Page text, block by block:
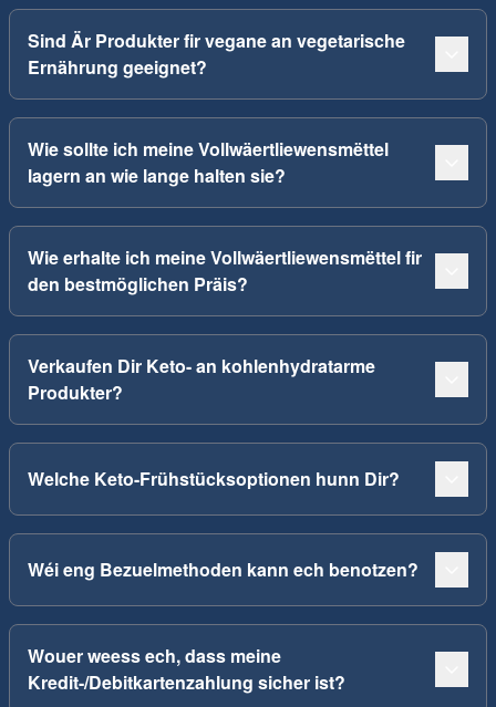
Sind Är Produkter fir vegane an vegetarische
Ernährung geeignet?
Wie sollte ich meine Vollwäertliewensmëttel
lagern an wie lange halten sie?
Wie erhalte ich meine Vollwäertliewensmëttel fir
den bestmöglichen Präis?
Verkaufen Dir Keto- an kohlenhydratarme
Produkter?
Welche Keto-Frühstücksoptionen hunn Dir?
Wéi eng Bezuelmethoden kann ech benotzen?
Wouer weess ech, dass meine
Kredit-/Debitkartenzahlung sicher ist?